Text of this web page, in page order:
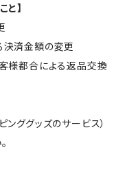
】
決済金額の変更
様都合による返品交換
ググッズのサービス）